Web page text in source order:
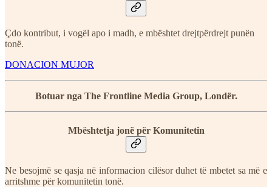
Çdo kontribut, i vogël apo i madh, e mbështet drejtpërdrejt punën
tonë.
DONACION MUJOR
Botuar nga The Frontline Media Group, Londër.
Mbështetja jonë për Komunitetin
Ne besojmë se qasja në informacion cilësor duhet të mbetet sa më e
arritshme për komunitetin tonë.